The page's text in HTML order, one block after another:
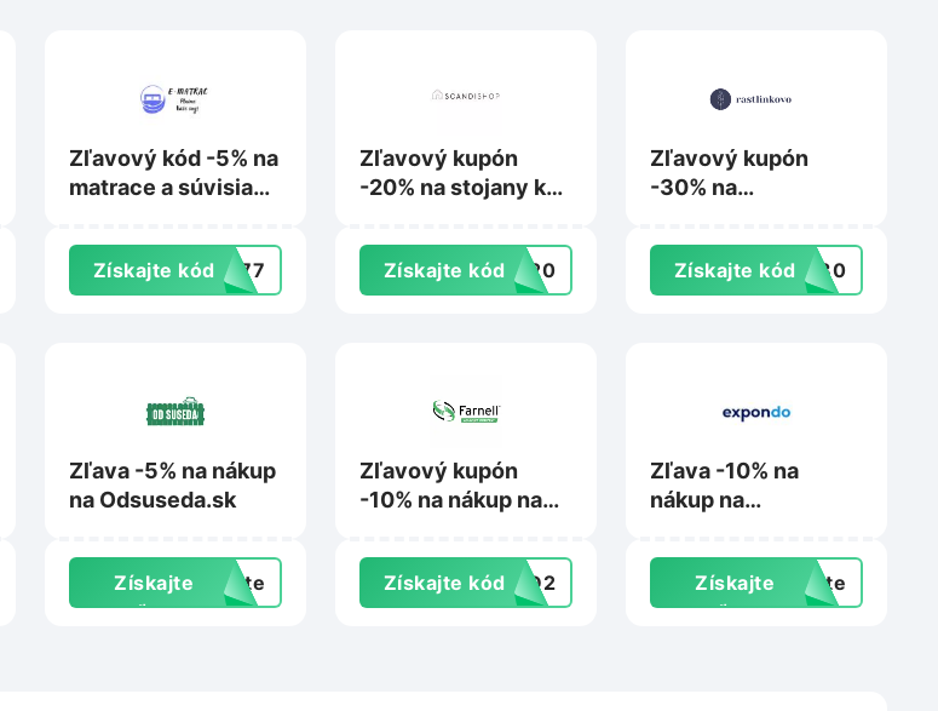
Zľavový kód -5% na
matrace a súvisiaci
matrac.sk
Získajte kódL777
Zľavový kupón
-20% na stojany k
na Scandishop.sk
Získajte kódUS20
Zľavový kupón
-30% na
na Rastlinkovo.sk
Získajte kód aj30
Zľava -5% na nákup
na Odsuseda.sk
Získajte
zľavu
exte
Zľavový kupón
-10% na nákup na
Získajte kód4BD2
Zľava -10% na
nákup na
Získajte
zľavu
exte